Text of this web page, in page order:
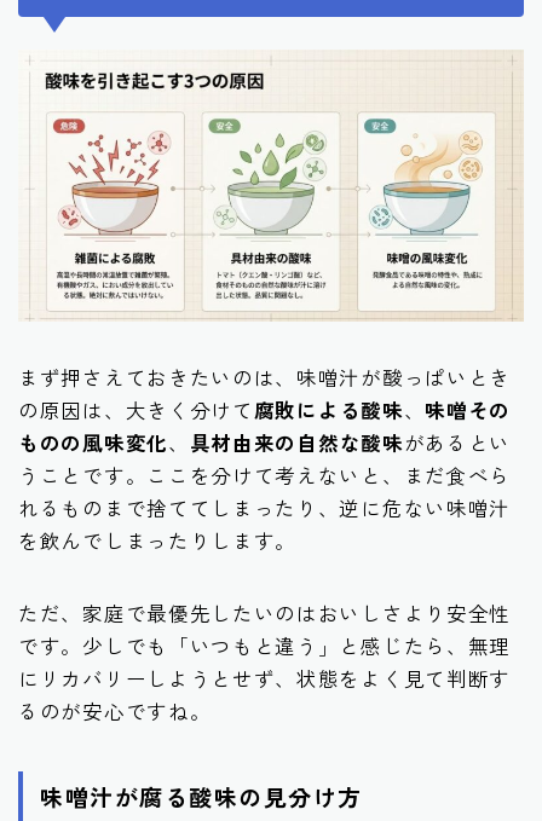
まず押さえておきたいのは、味噌汁が酸っぱいとき
の原因は、大きく分けて腐敗による酸味、 味噌その
ものの風味変化、 具材由来の自然な酸味があるとい
うことです。ここを分けて考えないと、まだ食べら
れるものまで捨ててしまったり、逆に危ない味噌汁
を飲んでしまったりします。
ただ、家庭で最優先したいのはおいしさより安全性
です。少しでも「いつもと違う」と感じたら、無理
にリカバリーしようとせず、状態をよく見て判断す
るのが安心ですね。
味噌汁が腐る酸味の見分け方